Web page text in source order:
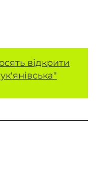
відкрити